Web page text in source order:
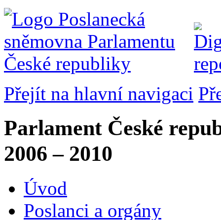
Přejít na hlavní navigaci
Parlament České
2006 – 2010
Úvod
Poslanci a orgány